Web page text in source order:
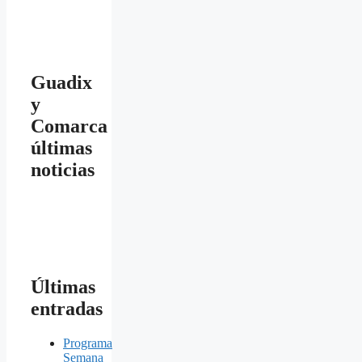
Guadix
y
Comarca
últimas
noticias
Últimas
entradas
Programa
Semana